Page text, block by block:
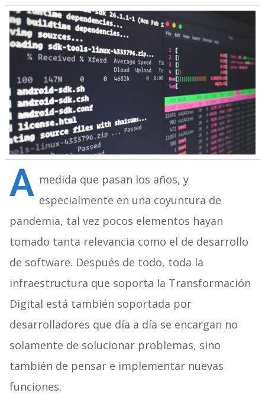
A medida que pasan los años, y
especialmente en una coyuntura de
pandemia, tal vez pocos elementos hayan
tomado tanta relevancia como el de desarrollo
de software. Después de todo, toda la
infraestructura que soporta la Transformación
Digital está también soportada por
desarrolladores que día a día se encargan no
solamente de solucionar problemas, sino
también de pensar e implementar nuevas
funciones.